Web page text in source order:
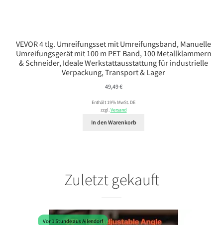
VEVOR 4 tlg. Umreifungsset mit Umreifungsband, Manuelle
Umreifungsgerät mit 100 m PET Band, 100 Metallklammern
& Schneider, Ideale Werkstattausstattung für industrielle
Verpackung, Transport & Lager
49,49€
Enthält 19% MwSt. DE
zzgl.Versand
In den Warenkorb
Zuletzt gekauft
Vor 1 Stunde aus Allendorf